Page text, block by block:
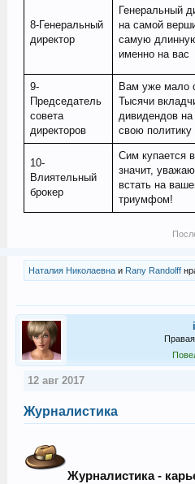
8-Генеральный
директор
Генеральный
на самой
самую
именно на вас
9-
Председатель
совета
директоров
Вам уже мало
Тысячи
дивидендов
свою политику
10-
Влиятельный
брокер
Сим купается
значит,
встать на
триумфом!
Наталия Николаевнаи Rany Randolff
12 авг 2017
Журналистика
Журналистика -